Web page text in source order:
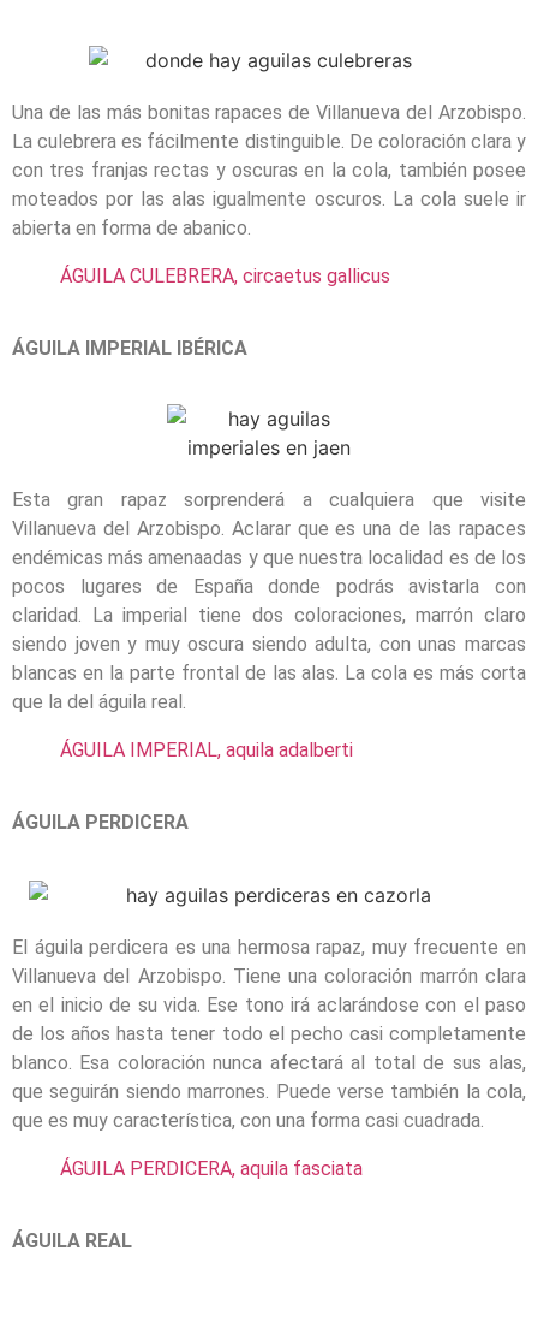
Una de las más bonitas rapaces de Villanueva del Arzobispo.
La culebrera es fácilmente distinguible. De coloración clara y
con tres franjas rectas y oscuras en la cola, también posee
moteados por las alas igualmente oscuros. La cola suele ir
abierta en forma de abanico.
ÁGUILA CULEBRERA, circaetus gallicus
ÁGUILA IMPERIAL IBÉRICA
Esta gran rapaz sorprenderá a cualquiera que visite
Villanueva del Arzobispo. Aclarar que es una de las rapaces
endémicas más amenaadas y que nuestra localidad es de los
pocos lugares de España donde podrás avistarla con
claridad. La imperial tiene dos coloraciones, marrón claro
siendo joven y muy oscura siendo adulta, con unas marcas
blancas en la parte frontal de las alas. La cola es más corta
que la del águila real.
ÁGUILA IMPERIAL, aquila adalberti
ÁGUILA PERDICERA
El águila perdicera es una hermosa rapaz, muy frecuente en
Villanueva del Arzobispo. Tiene una coloración marrón clara
en el inicio de su vida. Ese tono irá aclarándose con el paso
de los años hasta tener todo el pecho casi completamente
blanco. Esa coloración nunca afectará al total de sus alas,
que seguirán siendo marrones. Puede verse también la cola,
que es muy característica, con una forma casi cuadrada.
ÁGUILA PERDICERA, aquila fasciata
ÁGUILA REAL